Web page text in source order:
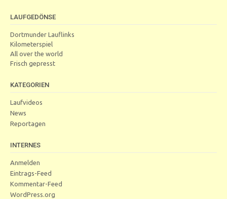
LAUFGEDÖNSE
Dortmunder Lauflinks
Kilometerspiel
All over the world
Frisch gepresst
KATEGORIEN
Laufvideos
News
Reportagen
INTERNES
Anmelden
Eintrags-Feed
Kommentar-Feed
WordPress.org